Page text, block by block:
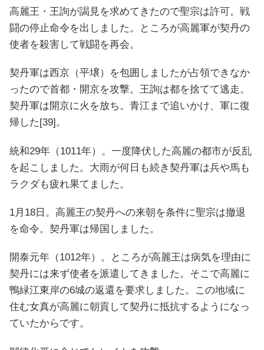
高麗王・王詢が謁見を求めてきたので聖宗は許可。戦
闘の停止命令を出しました。ところが高麗軍が契丹の
使者を殺害して戦闘を再会。
契丹軍は西京（平壌）を包囲しましたが占領できなか
ったので首都・開京を攻撃。王詢は都を捨てて逃走。
契丹軍は開京に火を放ち。青江まで追いかけ、軍に復
帰した[39]。
統和29年（1011年）。一度降伏した高麗の都市が反乱
を起こしました。大雨が何日も続き契丹軍は兵や馬も
ラクダも疲れ果てました。
1月18日。高麗王の契丹への来朝を条件に聖宗は撤退
を命令。契丹軍は帰国しました。
開泰元年（1012年）。ところが高麗王は病気を理由に
契丹には来ず使者を派遣してきました。そこで高麗に
鴨緑江東岸の6城の返還を要求しました。この地域に
住む女真が高麗に朝貢して契丹に抵抗するようになっ
ていたからです。